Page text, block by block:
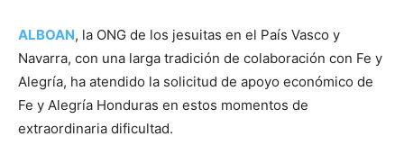
ALBOAN, la ONG de los jesuitas en el País Vasco y
Navarra, con una larga tradición de colaboración con Fe y
Alegría, ha atendido la solicitud de apoyo económico de
Fe y Alegría Honduras en estos momentos de
extraordinaria dificultad.